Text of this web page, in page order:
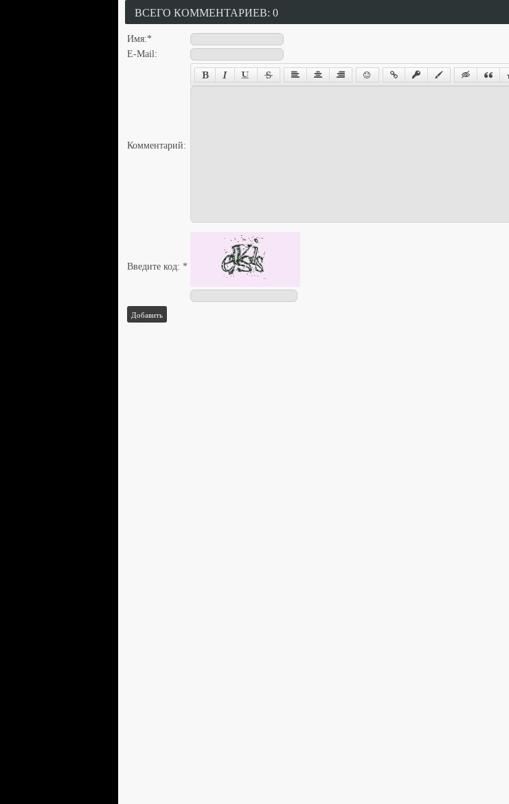
ВСЕГО КОММЕНТАРИЕВ: 0
Имя:*
E-Mail:
Комментарий:
Введите код: *
Добавить